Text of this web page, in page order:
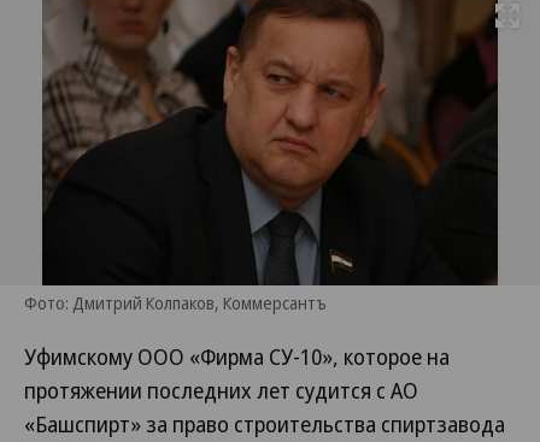
Фото: Дмитрий Колпаков, Коммерсантъ
Уфимскому ООО «Фирма СУ-10», которое на
протяжении последних лет судится с АО
«Башспирт» за право строительства спиртзавода